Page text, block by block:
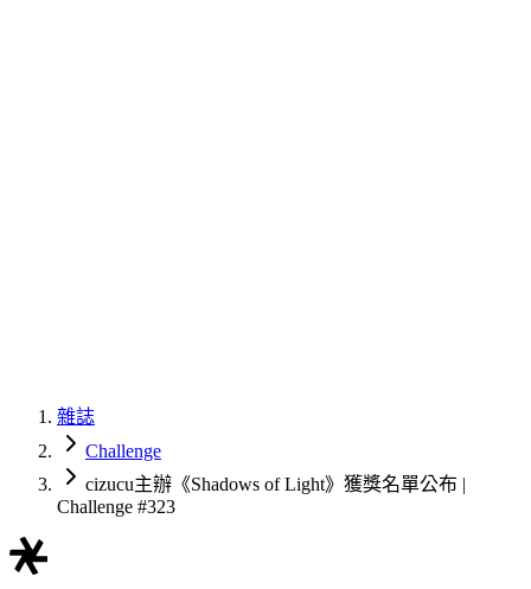
雜誌
Challenge
cizucu主辦《Shadows of Light》獲獎名單公布 |
Challenge #323